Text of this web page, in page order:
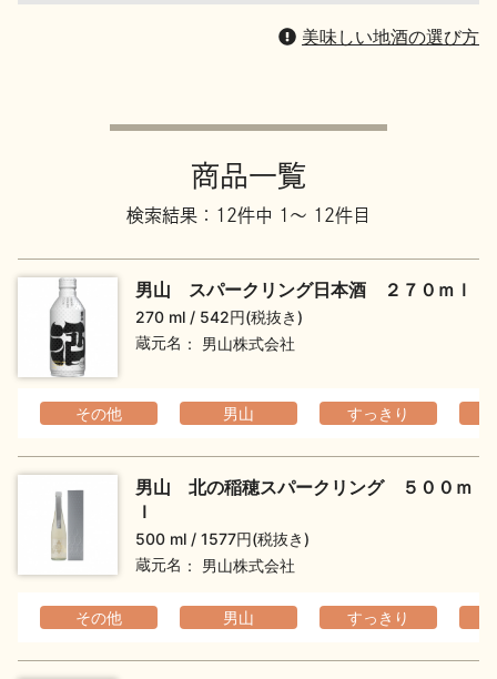
地酒小説
日本酒の楽しみ方特集
美味しい地酒の選び方
商品一覧
検索結果：12件中 1～ 12件目
男山 スパークリング日本酒 ２７０ｍｌ
270 ml
542円(税抜き)
蔵元名
男山株式会社
その他 男山 すっきり
男山 北の稲穂スパークリング ５００ｍ
ｌ
500 ml
1577円(税抜き)
蔵元名
男山株式会社
その他 男山 すっきり